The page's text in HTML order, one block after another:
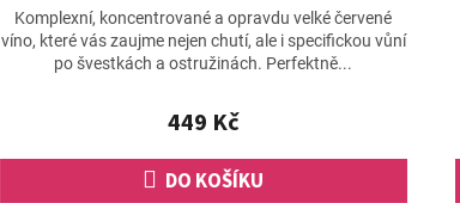
hodnocení
produktu
je
449 Kč
DO KOŠÍKU
Komplexní, koncentrované a opravdu velké červené
víno, které vás zaujme nejen chutí, ale i specifickou vůní
po švestkách a ostružinách. Perfektně...